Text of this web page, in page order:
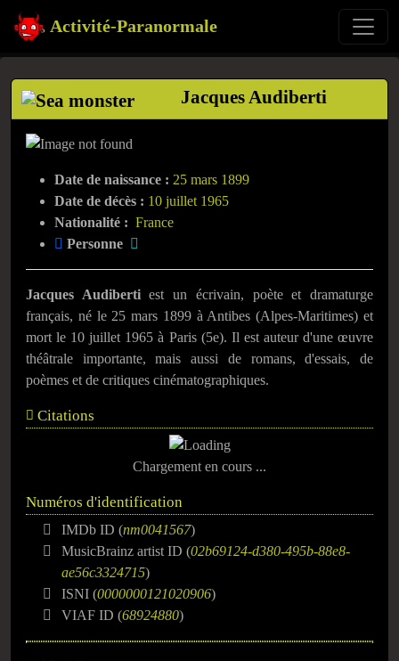
Activité-Paranormale
Jacques Audiberti
Date de naissance : 25 mars 1899
Date de décès : 10 juillet 1965
Nationalité : France
Personne
Jacques Audibertiest un écrivain, poète et dramaturge
français, né le 25 mars 1899 à Antibes (Alpes-Maritimes) et
mort le 10 juillet 1965 à Paris (5e). Il est auteur d'une œuvre
théâtrale importante, mais aussi de romans, d'essais, de
poèmes et de critiques cinématographiques.
Citations
Chargement en cours ...
Numéros d'identification
IMDb ID (nm0041567)
MusicBrainz artist ID (02b69124-d380-495b-88e8-
ae56c3324715)
ISNI (0000000121020906)
VIAF ID (68924880)